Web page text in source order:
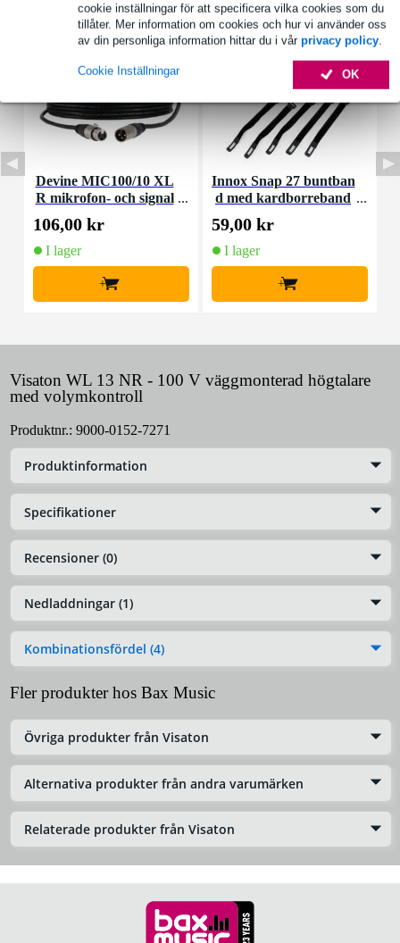
cookie inställningar för att specificera vilka cookies som du
tillåter. Mer information om cookies och hur vi använder oss
av din personliga information hittar du i vår privacy policy.
OK
Cookie Inställningar
Devine MIC100/10 XL
R mikrofon- och signal
kabel 10 meter
106,00 kr
I lager
+
Innox Snap 27 buntban
d med kardborreband
59,00 kr
I lager
+
Visaton WL 13 NR - 100 V väggmonterad högtalare
med volymkontroll
Produktnr.: 9000-0152-7271
Produktinformation
Specifikationer
Recensioner (0)
Nedladdningar (1)
Kombinationsfördel (4)
Fler produkter hos Bax Music
Övriga produkter från Visaton
Alternativa produkter från andra varumärken
Relaterade produkter från Visaton